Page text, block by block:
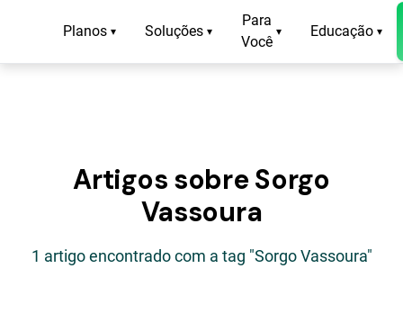
Planos ▾ Soluções ▾
Para
Você
▾ Educação ▾
Artigos sobre Sorgo
Vassoura
1 artigo encontrado com a tag "Sorgo Vassoura"